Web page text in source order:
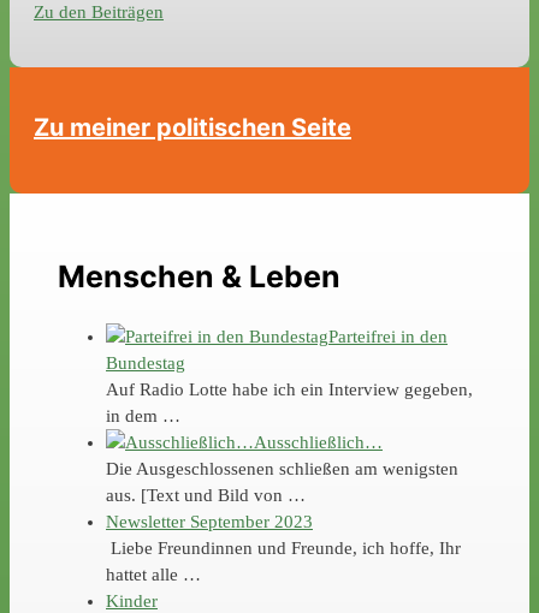
Zu den Beiträgen
Zu meiner politischen Seite
Menschen & Leben
Parteifrei in den
Bundestag
Auf Radio Lotte habe ich ein Interview gegeben,
in dem …
Ausschließlich…
Die Ausgeschlossenen schließen am wenigsten
aus. [Text und Bild von …
Newsletter September 2023
­ Liebe Freundinnen und Freunde, ich hoffe, Ihr
hattet alle …
Kinder